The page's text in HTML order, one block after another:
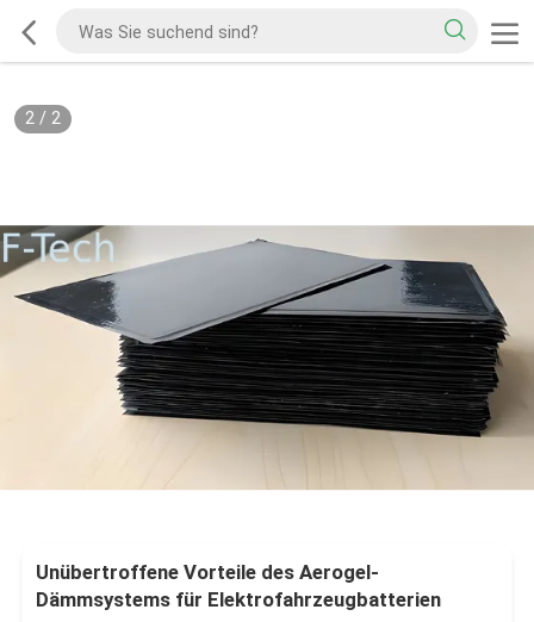
2/ 2
Unübertroffene Vorteile des Aerogel-
Dämmsystems für Elektrofahrzeugbatterien